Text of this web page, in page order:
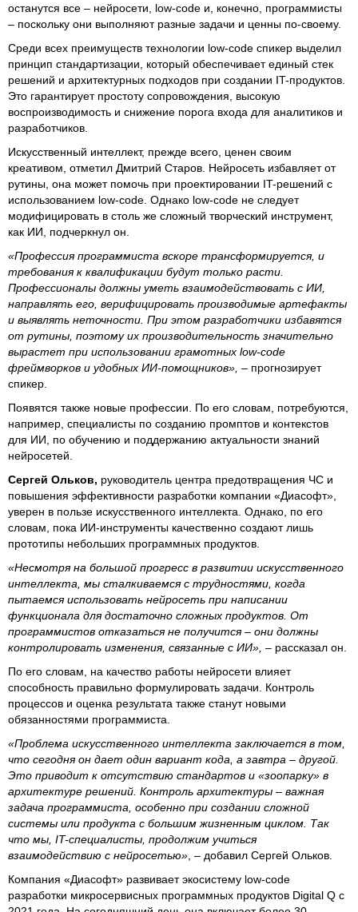
останутся все – нейросети, low-code и, конечно, программисты
– поскольку они выполняют разные задачи и ценны по-своему.
Среди всех преимуществ технологии low-code спикер выделил
принцип стандартизации, который обеспечивает единый стек
решений и архитектурных подходов при создании IT-продуктов.
Это гарантирует простоту сопровождения, высокую
воспроизводимость и снижение порога входа для аналитиков и
разработчиков.
Искусственный интеллект, прежде всего, ценен своим
креативом, отметил Дмитрий Старов. Нейросеть избавляет от
рутины, она может помочь при проектировании IT-решений с
использованием low-code. Однако low-code не следует
модифицировать в столь же сложный творческий инструмент,
как ИИ, подчеркнул он.
«Профессия программиста вскоре трансформируется, и
требования к квалификации будут только расти.
Профессионалы должны уметь взаимодействовать с ИИ,
направлять его, верифицировать производимые артефакты
и выявлять неточности. При этом разработчики избавятся
от рутины, поэтому их производительность значительно
вырастет при использовании грамотных low-code
фреймворков и удобных ИИ-помощников», – прогнозирует
спикер.
Появятся также новые профессии. По его словам, потребуются,
например, специалисты по созданию промптов и контекстов
для ИИ, по обучению и поддержанию актуальности знаний
нейросетей.
Сергей Ольков, руководитель центра предотвращения ЧС и
повышения эффективности разработки компании «Диасофт»,
уверен в пользе искусственного интеллекта. Однако, по его
словам, пока ИИ-инструменты качественно создают лишь
прототипы небольших программных продуктов.
«Несмотря на большой прогресс в развитии искусственного
интеллекта, мы сталкиваемся с трудностями, когда
пытаемся использовать нейросеть при написании
функционала для достаточно сложных продуктов. От
программистов отказаться не получится – они должны
контролировать изменения, связанные с ИИ», – рассказал он.
По его словам, на качество работы нейросети влияет
способность правильно формулировать задачи. Контроль
процессов и оценка результата также станут новыми
обязанностями программиста.
«Проблема искусственного интеллекта заключается в том,
что сегодня он дает один вариант кода, а завтра – другой.
Это приводит к отсутствию стандартов и «зоопарку» в
архитектуре решений. Контроль архитектуры – важная
задача программиста, особенно при создании сложной
системы или продукта с большим жизненным циклом. Так
что мы, IT-специалисты, продолжим учиться
взаимодействию с нейросетью» , – добавил Сергей Ольков.
Компания «Диасофт» развивает экосистему low-code
разработки микросервисных программных продуктов Digital Q с